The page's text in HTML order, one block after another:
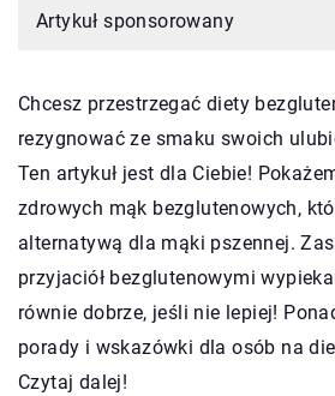
Artykuł sponsorowany
Chcesz przestrzegać diety
rezygnować ze smaku swoich
Ten artykuł jest dla Ciebie!
zdrowych mąk bezglutenowych,
alternatywą dla mąki pszennej.
przyjaciół bezglutenowymi
równie dobrze, jeśli nie lepiej!
porady i wskazówki dla osób na
Czytaj dalej!